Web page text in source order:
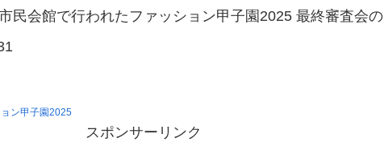
民会館で行われたファッション甲子園2025 最終審査会の
ン甲子園2025
スポンサーリンク